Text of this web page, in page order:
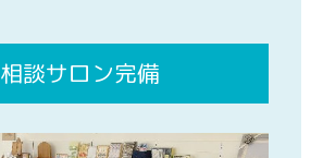
相談サロン完備